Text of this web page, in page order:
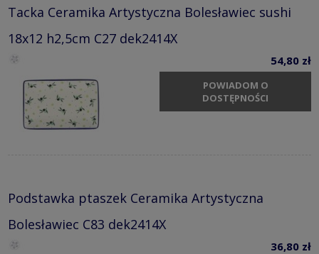
Tacka Ceramika Artystyczna Bolesławiec sushi
18x12 h2,5cm C27 dek2414X
54,80 zł
POWIADOM O
DOSTĘPNOŚCI
Podstawka ptaszek Ceramika Artystyczna
Bolesławiec C83 dek2414X
36,80 zł